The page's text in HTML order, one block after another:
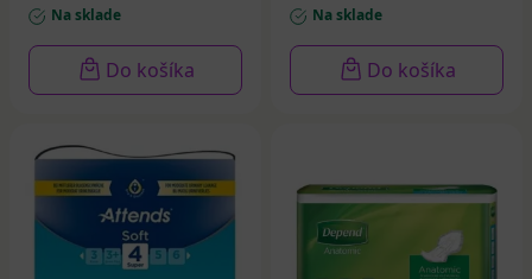
Na sklade
Do košíka
Na sklade
Do košíka